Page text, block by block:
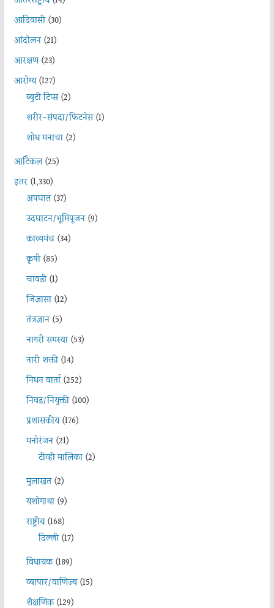
आदिवासी(30)
आंदोलन(21)
आरक्षण(23)
आरोग्य(127)
ब्युटी टिप्स(2)
शरीर-संपदा/फिटनेस(1)
शोध मनाचा(2)
आर्टिकल(25)
इतर(1,330)
अपघात(37)
उदघाटन/भूमिपूजन(9)
काव्यमंच(34)
कृषी(85)
चावडी(1)
जिज्ञासा(12)
तंत्रज्ञान(5)
नागरी समस्या(53)
नारी शक्ती(14)
निधन वार्ता(252)
निवड/नियुक्ती(100)
प्रशासकीय(176)
मनोरंजन(21)
टीव्ही मालिका(2)
मुलाखत(2)
यशोगाथा(9)
राष्ट्रीय(168)
दिल्ली(17)
विधायक(189)
व्यापार/वाणिज्य(15)
शैक्षणिक(129)